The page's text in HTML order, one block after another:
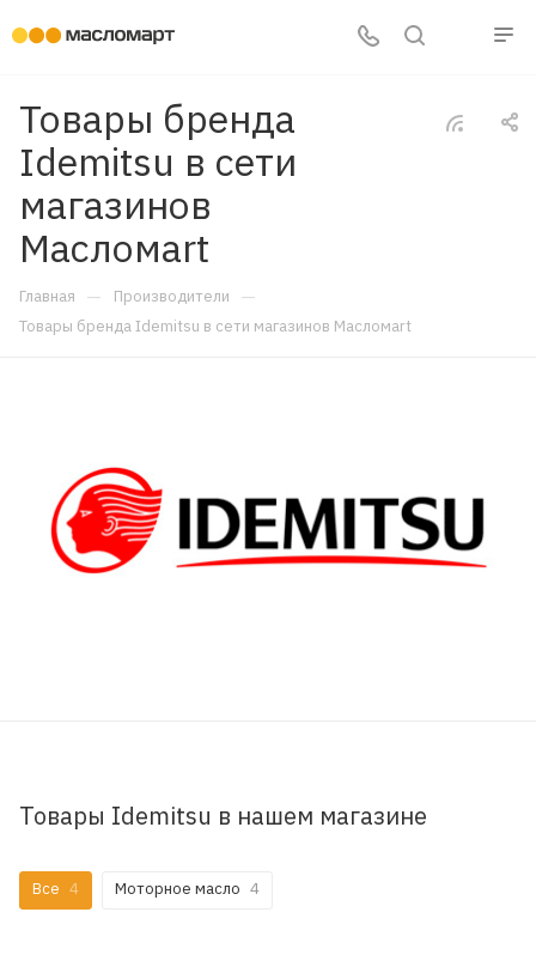
Товары бренда
Idemitsu в сети
магазинов
Масломart
Главная — Производители —
Товары бренда Idemitsu в сети магазинов Масломart
Товары Idemitsu в нашем магазине
Все 4 Моторное масло 4